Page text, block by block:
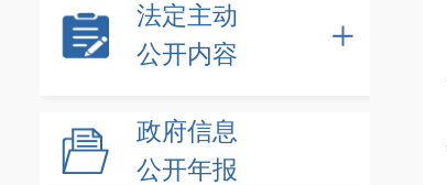
法定主动
公开内容
政府信息
公开年报